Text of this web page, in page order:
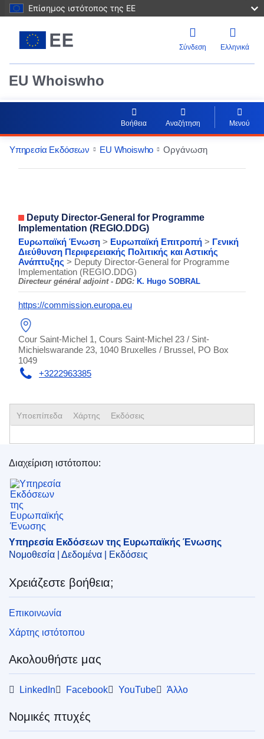
Επίσημος ιστότοπος της ΕΕ
Σύνδεση Ελληνικά
EU Whoiswho
Βοήθεια Αναζήτηση Μενού
Υπηρεσία Εκδόσεων EU Whoiswho Οργάνωση
Deputy Director-General for Programme
Implementation (REGIO.DDG)
Ευρωπαϊκή Ένωση > Ευρωπαϊκή Επιτροπή > Γενική
Διεύθυνση Περιφερειακής Πολιτικής και Αστικής
Ανάπτυξης > Deputy Director-General for Programme
Implementation (REGIO.DDG)
Directeur général adjoint - DDG: Κ. Hugo SOBRAL
https://commission.europa.eu
Cour Saint-Michel 1, Cours Saint-Michel 23 / Sint-
Michielswarande 23, 1040 Bruxelles / Brussel, PO Box
1049
+3222963385
Yποεπίπεδα Xάρτης Εκδόσεις
Υπηρεσία Εκδόσεων της Ευρωπαϊκής Ένωσης
Διαχείριση ιστότοπου:
Υπηρεσία Εκδόσεων της Ευρωπαϊκής Ένωσης
Νομοθεσία | Δεδομένα | Εκδόσεις
Χρειάζεστε βοήθεια;
Επικοινωνία
Χάρτης ιστότοπου
Ακολουθήστε μας
LinkedIn Facebook YouTube Άλλο
Νομικές πτυχές